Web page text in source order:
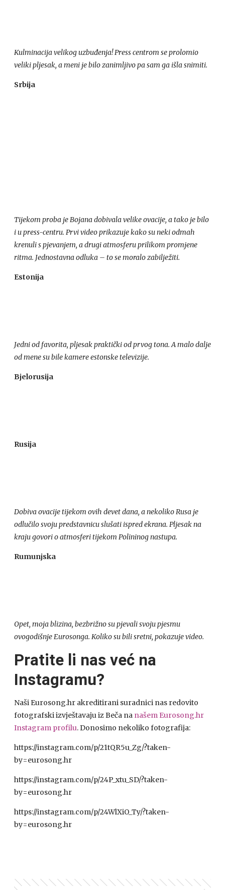
Kulminacija velikog uzbuđenja! Press centrom se prolomio
veliki pljesak, a meni je bilo zanimljivo pa sam ga išla snimiti.
Srbija
Tijekom proba je Bojana dobivala velike ovacije, a tako je bilo
i u press-centru. Prvi video prikazuje kako su neki odmah
krenuli s pjevanjem, a drugi atmosferu prilikom promjene
ritma. Jednostavna odluka – to se moralo zabilježiti.
Estonija
Jedni od favorita, pljesak praktički od prvog tona. A malo dalje
od mene su bile kamere estonske televizije.
Bjelorusija
Rusija
Dobiva ovacije tijekom ovih devet dana, a nekoliko Rusa je
odlučilo svoju predstavnicu slušati ispred ekrana. Pljesak na
kraju govori o atmosferi tijekom Polininog nastupa.
Rumunjska
Opet, moja blizina, bezbrižno su pjevali svoju pjesmu
ovogodišnje Eurosonga. Koliko su bili sretni, pokazuje video.
Pratite li nas već na
Instagramu?
Naši Eurosong.hr akreditirani suradnici nas redovito
fotografski izvještavaju iz Beča na našem Eurosong.hr
Instagram profilu. Donosimo nekoliko fotografija:
https://instagram.com/p/21tQR5u_Zg/?taken-
by=eurosong.hr
https://instagram.com/p/24P_xtu_SD/?taken-
by=eurosong.hr
https://instagram.com/p/24WlXiO_Ty/?taken-
by=eurosong.hr